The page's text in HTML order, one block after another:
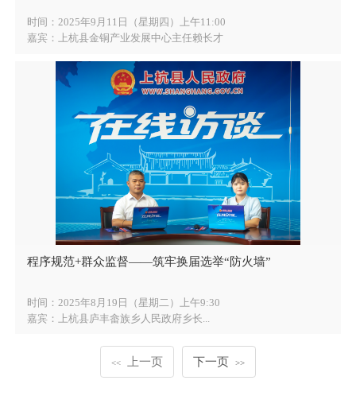
时间：2025年9月11日（星期四）上午11:00
嘉宾：上杭县金铜产业发展中心主任赖长才
程序规范+群众监督——筑牢换届选举“防火墙”
时间：2025年8月19日（星期二）上午9:30
嘉宾：上杭县庐丰畲族乡人民政府乡长...
<< 上一页 下一页 >>